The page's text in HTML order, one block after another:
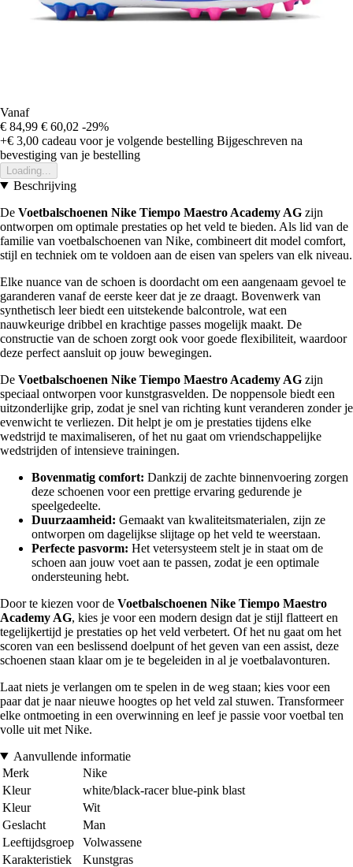
Vanaf
€ 84,99 € 60,02 -29%
+€ 3,00 cadeau voor je volgende bestelling Bijgeschreven na
bevestiging van je bestelling
Loading...
Beschrijving
De Voetbalschoenen Nike Tiempo Maestro Academy AG zijn
ontworpen om optimale prestaties op het veld te bieden. Als lid van de
familie van voetbalschoenen van Nike, combineert dit model comfort,
stijl en techniek om te voldoen aan de eisen van spelers van elk niveau.
Elke nuance van de schoen is doordacht om een aangenaam gevoel te
garanderen vanaf de eerste keer dat je ze draagt. Bovenwerk van
synthetisch leer biedt een uitstekende balcontrole, wat een
nauwkeurige dribbel en krachtige passes mogelijk maakt. De
constructie van de schoen zorgt ook voor goede flexibiliteit, waardoor
deze perfect aansluit op jouw bewegingen.
De Voetbalschoenen Nike Tiempo Maestro Academy AG zijn
speciaal ontworpen voor kunstgrasvelden. De noppensole biedt een
uitzonderlijke grip, zodat je snel van richting kunt veranderen zonder je
evenwicht te verliezen. Dit helpt je om je prestaties tijdens elke
wedstrijd te maximaliseren, of het nu gaat om vriendschappelijke
wedstrijden of intensieve trainingen.
Bovenmatig comfort: Dankzij de zachte binnenvoering zorgen
deze schoenen voor een prettige ervaring gedurende je
speelgedeelte.
Duurzaamheid: Gemaakt van kwaliteitsmaterialen, zijn ze
ontworpen om dagelijkse slijtage op het veld te weerstaan.
Perfecte pasvorm: Het vetersysteem stelt je in staat om de
schoen aan jouw voet aan te passen, zodat je een optimale
ondersteuning hebt.
Door te kiezen voor de Voetbalschoenen Nike Tiempo Maestro
Academy AG, kies je voor een modern design dat je stijl flatteert en
tegelijkertijd je prestaties op het veld verbetert. Of het nu gaat om het
scoren van een beslissend doelpunt of het geven van een assist, deze
schoenen staan klaar om je te begeleiden in al je voetbalavonturen.
Laat niets je verlangen om te spelen in de weg staan; kies voor een
paar dat je naar nieuwe hoogtes op het veld zal stuwen. Transformeer
elke ontmoeting in een overwinning en leef je passie voor voetbal ten
volle uit met Nike.
Aanvullende informatie
Merk
Nike
Kleur
white/black-racer blue-pink blast
Kleur
Wit
Geslacht
Man
Leeftijdsgroep
Volwassene
Karakteristiek
Kunstgras